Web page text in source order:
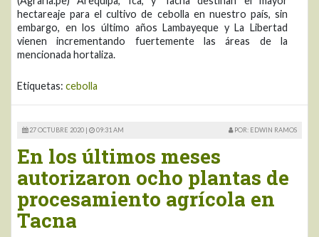
hectareaje para el cultivo de cebolla en nuestro país, sin
embargo, en los último años Lambayeque y La Libertad
vienen incrementando fuertemente las áreas de la
mencionada hortaliza.
Etiquetas: cebolla
27 OCTUBRE 2020 | 09:31 AM POR: EDWIN RAMOS
En los últimos meses
autorizaron ocho plantas de
procesamiento agrícola en
Tacna